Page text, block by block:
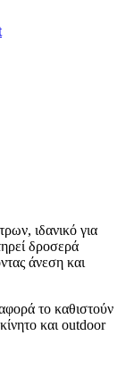
ιδανικό για
δροσερά
άνεση και
το καθιστούν
και outdoor